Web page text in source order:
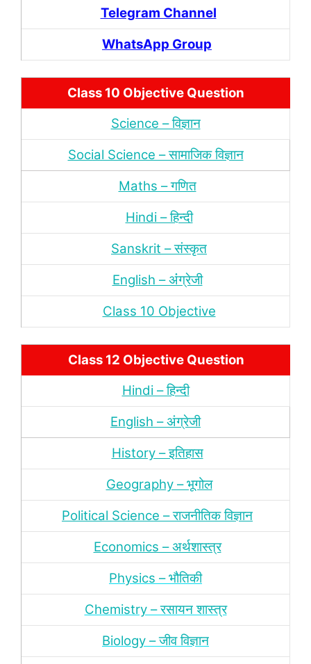
Telegram Channel
WhatsApp Group
Class 10 Objective Question
Science – विज्ञान
Social Science – सामाजिक विज्ञान
Maths – गणित
Hindi – हिन्‍दी
Sanskrit – संस्‍कृत
English – अंंग्रेजी
Class 10 Objective
Class 12 Objective Question
Hindi – हिन्‍दी
English – अंग्रेजी
History – इतिहास
Geography – भूगोल
Political Science – राजनीतिक विज्ञान
Economics – अर्थशास्‍त्र
Physics – भौतिकी
Chemistry – रसायन शास्‍त्र
Biology – जीव विज्ञान